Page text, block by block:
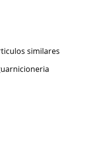
similares